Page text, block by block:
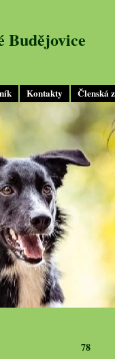
Kontakty Členská
Budějovice
78